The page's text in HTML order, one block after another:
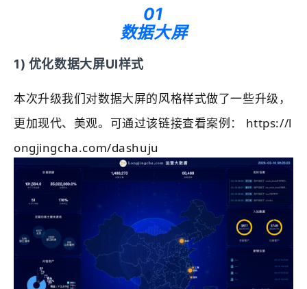
01
数据大屏
1) 优化数据大屏UI样式
本次升级我们对数据大屏的风格样式做了一些升级，
更加现代、美观。可通过该链接查看案例： https://l
ongjingcha.com/dashuju